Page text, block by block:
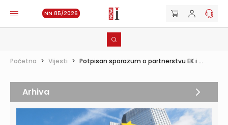
NN 85/2026
Početna > Vijesti > Potpisan sporazum o partnerstvu EK i ...
Arhiva